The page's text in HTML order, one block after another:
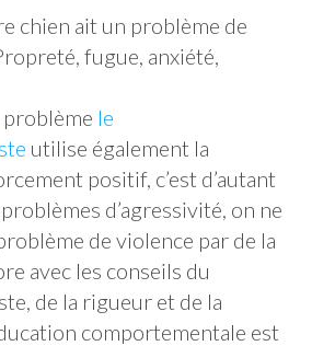
chien ait un problème de
fugue, anxiété,
le
utilise également la
positif, c’est d’autant
d’agressivité, on ne
de violence par de la
avec les conseils du
de la rigueur et de la
comportementale est